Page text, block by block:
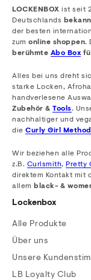
LOCKENBOX ist seit
Deutschlands
der besten
zum online shoppen.
berühmte Abo Box
Alles bei uns dreht
starke Locken,
handverlesene
Zubehör & Tools.
nachhaltiger und
die Curly Girl Method
Wir beziehen alle
z.B. Curlsmith, Pretty
direktem Kontakt mit
allem black- &
Lockenbox
Alle Produkte
Über uns
Unsere
LB Loyalty Club